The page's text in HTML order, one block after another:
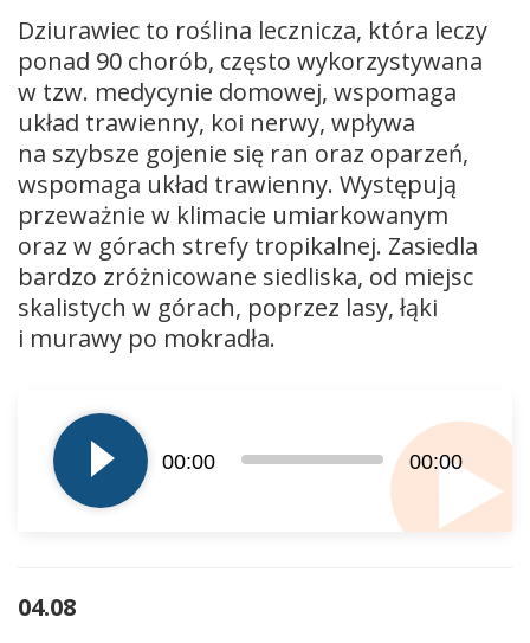
Dziurawiec to roślina lecznicza, która leczy
ponad 90 chorób, często wykorzystywana
w tzw. medycynie domowej, wspomaga
układ trawienny, koi nerwy, wpływa
na szybsze gojenie się ran oraz oparzeń,
wspomaga układ trawienny. Występują
przeważnie w klimacie umiarkowanym
oraz w górach strefy tropikalnej. Zasiedla
bardzo zróżnicowane siedliska, od miejsc
skalistych w górach, poprzez lasy, łąki
i murawy po mokradła.
plików
dźwiękowych
00:00 00:00
04.08